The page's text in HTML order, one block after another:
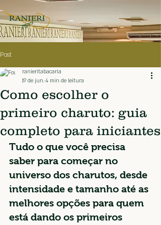
Post
Como escolher o
primeiro charuto: guia
completo para iniciantes
ranieritabacaria
19 de jun.4 min de leitura
Tudo o que você precisa
saber para começar no
universo dos charutos, desde
intensidade e tamanho até as
melhores opções para quem
está dando os primeiros